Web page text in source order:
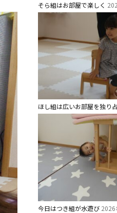
そら組はお部屋で楽しく
ほし組は広いお部屋を独り
今日はつき組が水遊び 2026